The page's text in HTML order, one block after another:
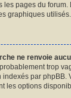
les pages du forum.
graphiques utilisés.
ne renvoie
trop
indexés par phpBB.
les options